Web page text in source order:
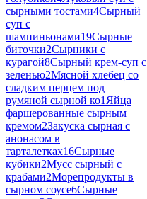
сырными тостами4Сырный
суп с
шампиньонами19Сырные
биточки2Сырники с
курагой8Сырный крем-суп с
зеленью2Мясной хлебец со
сладким перцем под
румяной сырной ко1 Яйца
фаршерованные сырным
кремом2Закуска сырная с
анонасом в
тарталетках16Сырные
кубики2Мусс сырный с
крабами2Морепродукты в
сырном соусе6Сырные